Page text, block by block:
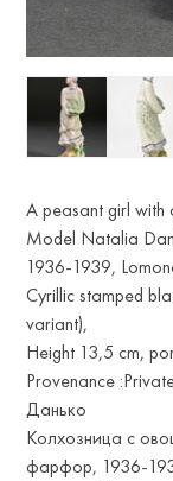
A peasant girl with
Model Natalia
1936-1939,
Сyrillic stamped
variant),
Height 13,5 cm,
Provenance
Данько
Колхозница с
фарфор, 1936-